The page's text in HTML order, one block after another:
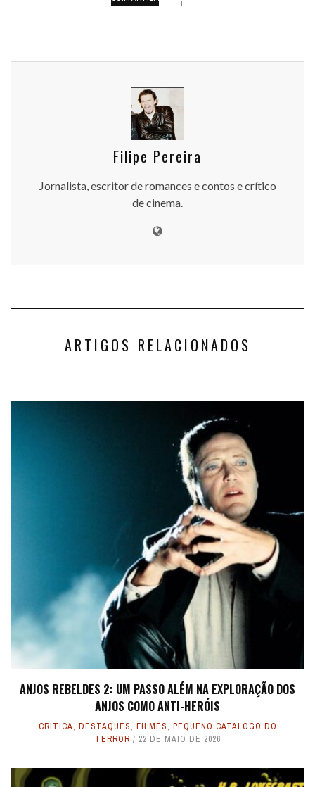
Filipe Pereira
Jornalista, escritor de romances e contos e crítico
de cinema.
ARTIGOS RELACIONADOS
ANJOS REBELDES 2: UM PASSO ALÉM NA EXPLORAÇÃO DOS
ANJOS COMO ANTI-HERÓIS
CRÍTICA, DESTAQUES, FILMES, PEQUENO CATÁLOGO DO
TERROR
22 DE MAIO DE 2026